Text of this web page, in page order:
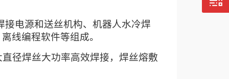
电源和送丝机构、机器人水冷焊
线编程软件等组成。
焊丝大功率高效焊接，焊丝熔敷